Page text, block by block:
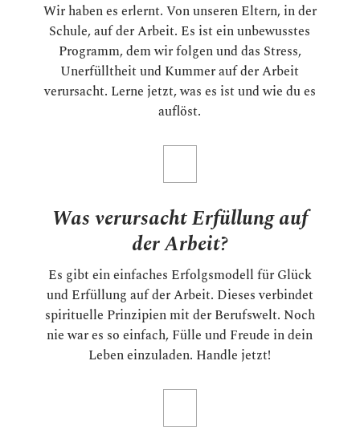
Wir haben es erlernt. Von unseren Eltern, in der
Schule, auf der Arbeit. Es ist ein unbewusstes
Programm, dem wir folgen und das Stress,
Unerfülltheit und Kummer auf der Arbeit
verursacht. Lerne jetzt, was es ist und wie du es
auflöst.
Was verursacht Erfüllung auf
der Arbeit?
Es gibt ein einfaches Erfolgsmodell für Glück
und Erfüllung auf der Arbeit. Dieses verbindet
spirituelle Prinzipien mit der Berufswelt. Noch
nie war es so einfach, Fülle und Freude in dein
Leben einzuladen. Handle jetzt!